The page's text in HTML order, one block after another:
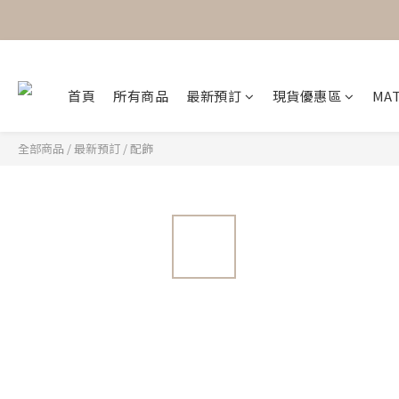
首頁 所有商品 最新預訂 現貨優惠區
全部商品 /最新預訂 /配飾